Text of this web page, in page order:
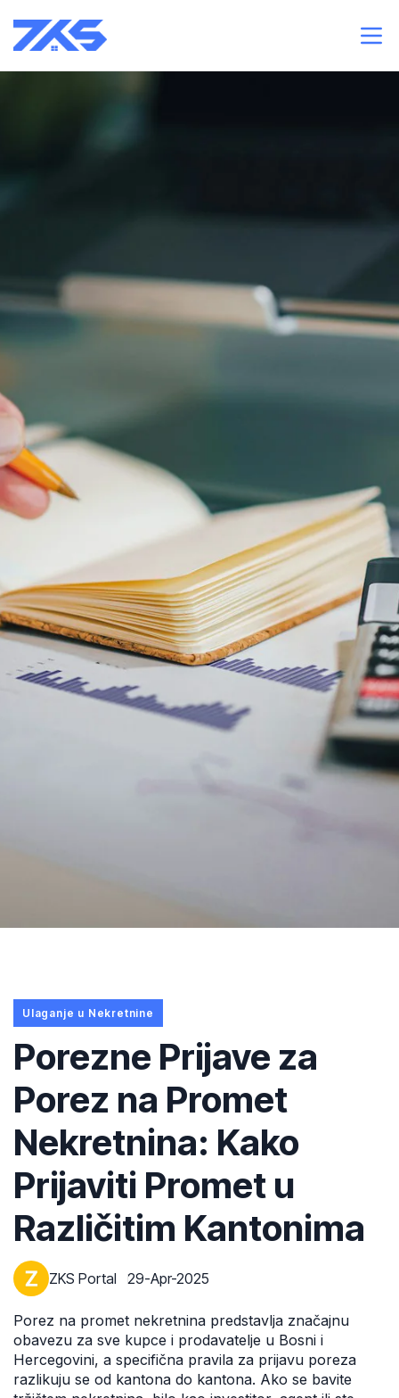
Ulaganje u Nekretnine
Porezne Prijave za
Porez na Promet
Nekretnina: Kako
Prijaviti Promet u
Različitim Kantonima
ZKS Portal 29-Apr-2025
Porez na promet nekretnina predstavlja značajnu
obavezu za sve kupce i prodavatelje u Bosni i
Hercegovini, a specifična pravila za prijavu poreza
razlikuju se od kantona do kantona. Ako se bavite